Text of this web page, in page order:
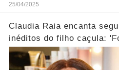
25/04/2025
Claudia Raia encanta
inéditos do filho caçula: